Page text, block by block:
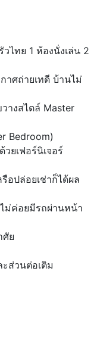
ไทย 1 ห้องนั่งเล่น 2
าศถ่ายเทดี บ้านไม่
างสไตล์ Master
Bedroom)
ยเฟอร์นิเจอร์
อปล่อยเช่าก็ได้ผล
ม่ค่อยมีรถผ่านหน้า
ศัย
ะส่วนต่อเติม